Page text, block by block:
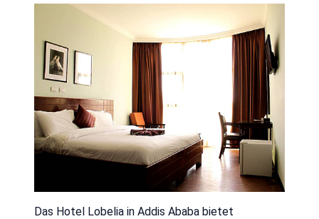
Das Hotel Lobelia in Addis Ababa bietet